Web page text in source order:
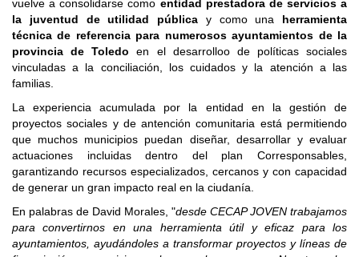
vuelve a consolidarse como entidad prestadora de servicios a
la juventud de utilidad pública y como una herramienta
técnica de referencia para numerosos ayuntamientos de la
provincia de Toledoen el desarrolloo de políticas sociales
vinculadas a la conciliación, los cuidados y la atención a las
familias.
La experiencia acumulada por la entidad en la gestión de
proyectos sociales y de antención comunitaria está permitiendo
que muchos municipios puedan diseñar, desarrollar y evaluar
actuaciones incluidas dentro del plan Corresponsables,
garantizando recursos especializados, cercanos y con capacidad
de generar un gran impacto real en la ciudanía.
En palabras de David Morales, "desde CECAP JOVEN trabajamos
para convertirnos en una herramienta útil y eficaz para los
ayuntamientos, ayudándoles a transformar proyectos y líneas de